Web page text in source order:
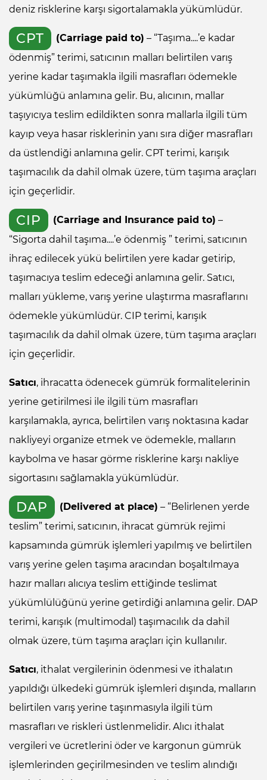
deniz risklerine karşı sigortalamakla yükümlüdür.
CPT (Carriage paid to) – “Taşıma....’e kadar
ödenmiş” terimi, satıcının malları belirtilen varış
yerine kadar taşımakla ilgili masrafları ödemekle
yükümlüğü anlamına gelir. Bu, alıcının, mallar
taşıyıcıya teslim edildikten sonra mallarla ilgili tüm
kayıp veya hasar risklerinin yanı sıra diğer masrafları
da üstlendiği anlamına gelir. CPT terimi, karışık
taşımacılık da dahil olmak üzere, tüm taşıma araçları
için geçerlidir.
CIP (Carriage and Insurance paid to) –
“Sigorta dahil taşıma....’e ödenmiş ” terimi, satıcının
ihraç edilecek yükü belirtilen yere kadar getirip,
taşımacıya teslim edeceği anlamına gelir. Satıcı,
malları yükleme, varış yerine ulaştırma masraflarını
ödemekle yükümlüdür. CIP terimi, karışık
taşımacılık da dahil olmak üzere, tüm taşıma araçları
için geçerlidir.
Satıcı, ihracatta ödenecek gümrük formalitelerinin
yerine getirilmesi ile ilgili tüm masrafları
karşılamakla, ayrıca, belirtilen varış noktasına kadar
nakliyeyi organize etmek ve ödemekle, malların
kaybolma ve hasar görme risklerine karşı nakliye
sigortasını sağlamakla yükümlüdür.
DAP (Delivered at place) – “Belirlenen yerde
teslim” terimi, satıcının, ihracat gümrük rejimi
kapsamında gümrük işlemleri yapılmış ve belirtilen
varış yerine gelen taşıma aracından boşaltılmaya
hazır malları alıcıya teslim ettiğinde teslimat
yükümlülüğünü yerine getirdiği anlamına gelir. DAP
terimi, karışık (multimodal) taşımacılık da dahil
olmak üzere, tüm taşıma araçları için kullanılır.
Satıcı, ithalat vergilerinin ödenmesi ve ithalatın
yapıldığı ülkedeki gümrük işlemleri dışında, malların
belirtilen varış yerine taşınmasıyla ilgili tüm
masrafları ve riskleri üstlenmelidir. Alıcı ithalat
vergileri ve ücretlerini öder ve kargonun gümrük
işlemlerinden geçirilmesinden ve teslim alındığı